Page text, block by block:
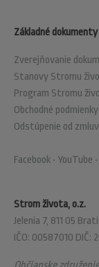
Strom života, o.z.
Jelenia 7, 811 05
IČO: 00587010 DIČ:
Základné dokumenty
Zverejňovanie
Stanovy Stromu
Program Stromu
Obchodné podmienky
Odstúpenie od
Facebook • YouTube •